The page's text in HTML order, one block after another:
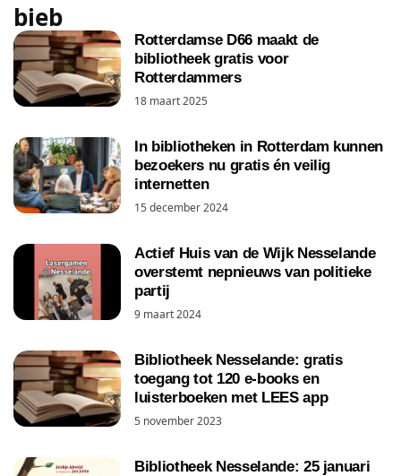
bieb
Rotterdamse D66 maakt de
bibliotheek gratis voor
Rotterdammers
18 maart 2025
In bibliotheken in Rotterdam kunnen
bezoekers nu gratis én veilig
internetten
15 december 2024
Actief Huis van de Wijk Nesselande
overstemt nepnieuws van politieke
partij
9 maart 2024
Bibliotheek Nesselande: gratis
toegang tot 120 e-books en
luisterboeken met LEES app
5 november 2023
Bibliotheek Nesselande: 25 januari